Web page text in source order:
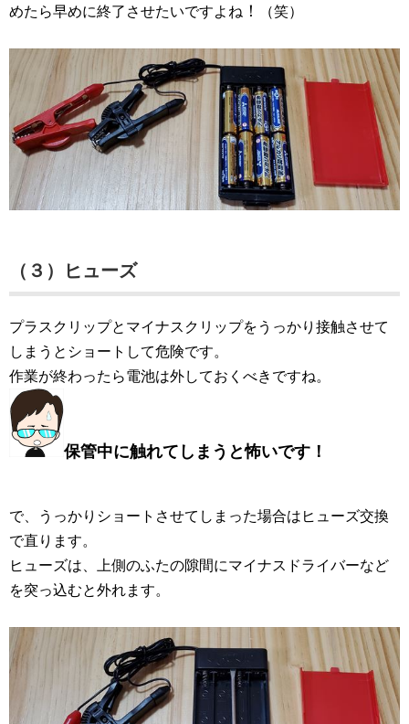
めたら早めに終了させたいですよね ！ （笑）
（３）ヒューズ
プラスクリップとマイナスクリップをうっかり接触させて
しまうとショートして危険です。
作業が終わったら電池は外しておくべきですね。
保管中に触れてしまうと怖いです ！
で、うっかりショートさせてしまった場合はヒューズ交換
で直ります。
ヒューズは、上側のふたの隙間にマイナスドライバーなど
を突っ込むと外れます。